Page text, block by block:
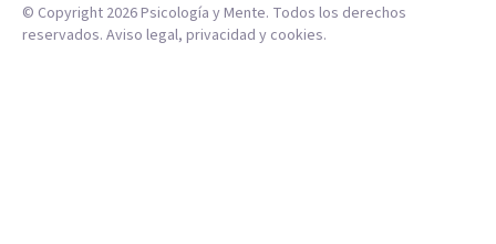
© Copyright 2026Psicología y Mente. Todos los derechos
reservados. Aviso legal, privacidad y cookies.